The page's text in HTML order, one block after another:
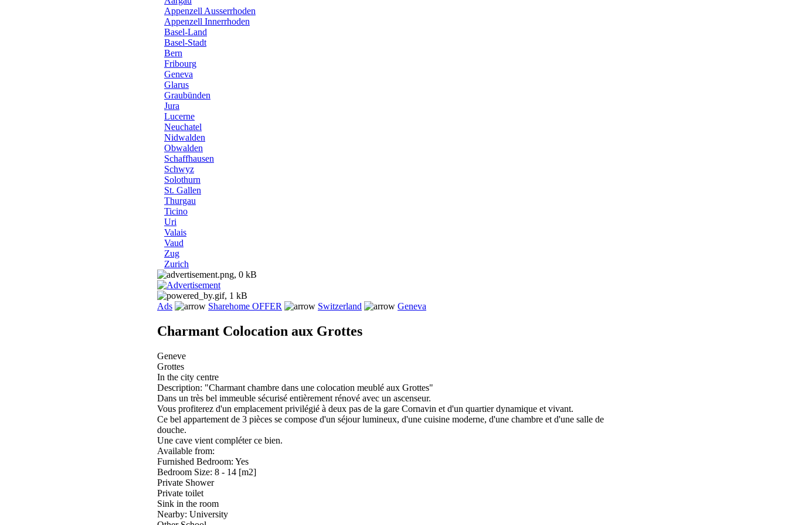
Appenzell Ausserrhoden
Appenzell Innerrhoden
Basel-Land
Basel-Stadt
Bern
Fribourg
Geneva
Glarus
Graubünden
Jura
Lucerne
Neuchatel
Nidwalden
Obwalden
Schaffhausen
Schwyz
Solothurn
St. Gallen
Thurgau
Ticino
Uri
Valais
Vaud
Zug
Zurich
Ads Sharehome OFFER Switzerland Geneva
Charmant Colocation aux Grottes
Geneve
Grottes
In the city centre
Description: "Charmant chambre dans une colocation meublé aux Grottes"
Dans un très bel immeuble sécurisé entièrement rénové avec un ascenseur.
Vous profiterez d'un emplacement privilégié à deux pas de la gare Cornavin et d'un quartier dynamique et vivant.
Ce bel appartement de 3 pièces se compose d'un séjour lumineux, d'une cuisine moderne, d'une chambre et d'une salle de
douche.
Une cave vient compléter ce bien.
Available from:
Furnished Bedroom: Yes
Bedroom Size: 8 - 14 [m2]
Private Shower
Private toilet
Sink in the room
Nearby: University